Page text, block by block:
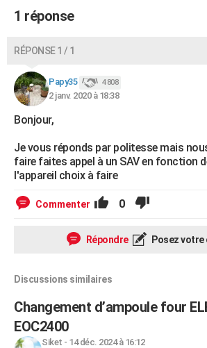
CARTE DE VOEUX
COPAINS D'AVANT
S'inscrire
Se connecter
Lycées
Collèges
Primaires
Universités
Entreprises
Service militaire
Avis de recherche
AVIS DE DÉCÈS
FORUM
Bricolage
Lifestyle
Culture
Sport
Auto
Television
Voyage
Cinema
1 réponse
RÉPONSE 1 / 1
Papy35 4 808
2 janv. 2020 à 18:38
Bonjour,
Je vous réponds par politesse mais
faire faites appel à un SAV en fonction
l'appareil choix à faire
Commenter 0
Répondre Posez
Discussions similaires
Changement d’ampoule four
EOC2400
Siket - 14 déc. 2024 à 16:12